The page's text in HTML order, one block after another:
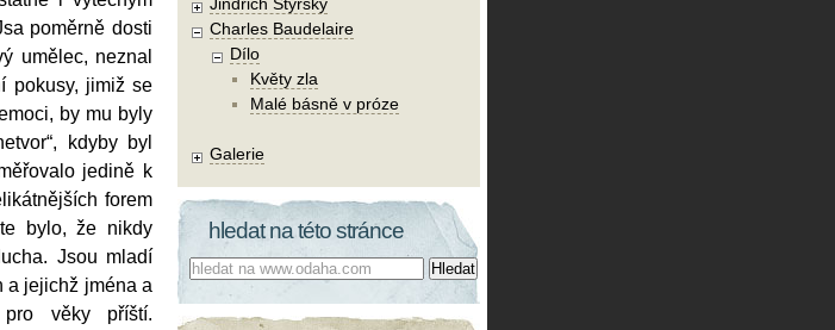
poměrně dosti
umělec, neznal
pokusy, jimiž se
by mu byly
kdyby byl
jedině k
forem
bylo, že nikdy
Jsou mladí
a jejichž jména a
pro věky příští.
Charles Baudelaire
Dílo
Květy zla
Malé básně v próze
Galerie
hledat na této stránce
Co hledat: